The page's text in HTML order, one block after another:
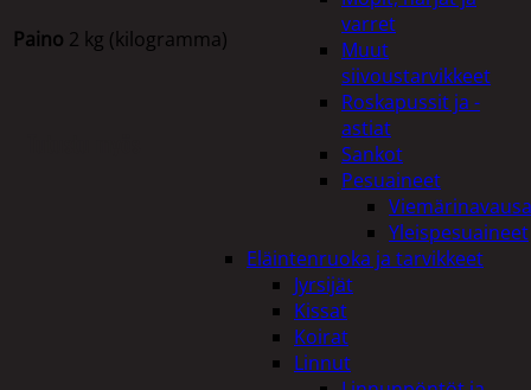
varret
Muut
siivoustarvikkeet
Roskapussit ja -
astiat
Sankot
Pesuaineet
Yleispesuaineet
Eläintenruoka ja tarvikkeet
Jyrsijät
Kissat
Koirat
Linnut
Paino 2 kg (kilogramma)